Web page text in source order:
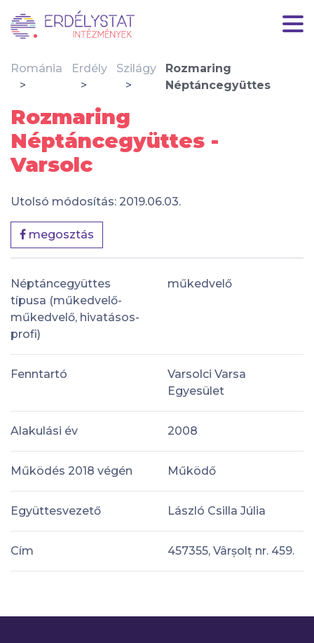
Románia Erdély Szilágy
Rozmaring
Néptáncegyüttes
Rozmaring
Néptáncegyüttes -
Varsolc
Utolsó módosítás: 2019.06.03.
megosztás
Néptáncegyüttes
típusa (műkedvelő-
műkedvelő, hivatásos-
profi)
műkedvelő
Fenntartó
Varsolci Varsa
Egyesület
Alakulási év 2008
Működés 2018 végén Működő
Együttesvezető László Csilla Júlia
Cím 457355, Vârșolț nr. 459.